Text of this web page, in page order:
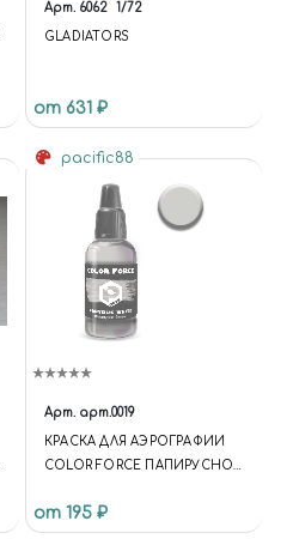
Арт. 6062 1/72
GLADIATORS
от 631 ₽
pacific88
Арт. арт.0019
КРАСКА ДЛЯ АЭРОГРАФИИ
COLOR FORCE ПАПИРУСНО-
от 195 ₽